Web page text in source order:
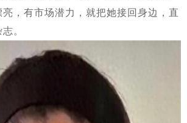
，有市场潜力，就把她接回身边，直
。